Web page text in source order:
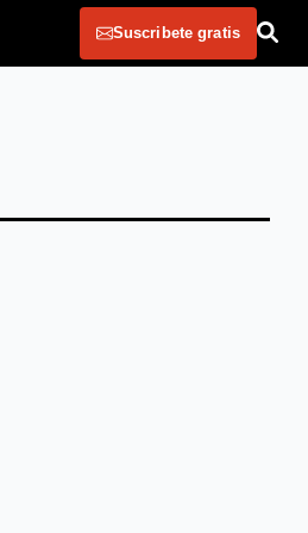
Suscribete gratis